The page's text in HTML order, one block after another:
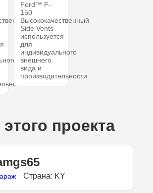
Ford™ F-
150
Высококачественный
Side Vents
используется
для
индивидуального
внешнего
вида и
производительности.
проекта
Страна: KY